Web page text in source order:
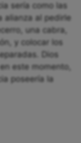
sería como las
alianza al pedirle
una cabra,
y colocar los
Dios
este momento,
poseería la